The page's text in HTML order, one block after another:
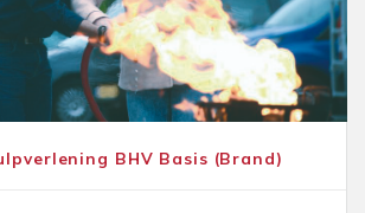
BHV Basis (Brand)